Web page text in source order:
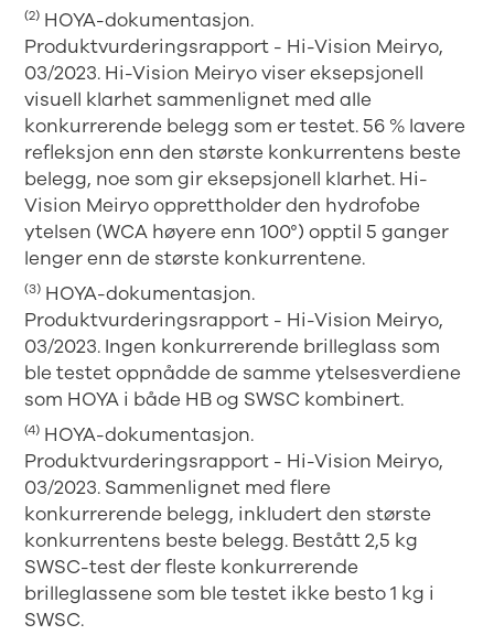
(2) HOYA-dokumentasjon.
Produktvurderingsrapport - Hi-Vision Meiryo,
03/2023. Hi-Vision Meiryo viser eksepsjonell
visuell klarhet sammenlignet med alle
konkurrerende belegg som er testet. 56 % lavere
refleksjon enn den største konkurrentens beste
belegg, noe som gir eksepsjonell klarhet. Hi-
Vision Meiryo opprettholder den hydrofobe
ytelsen (WCA høyere enn 100°) opptil 5 ganger
lenger enn de største konkurrentene.
(3) HOYA-dokumentasjon.
Produktvurderingsrapport - Hi-Vision Meiryo,
03/2023. Ingen konkurrerende brilleglass som
ble testet oppnådde de samme ytelsesverdiene
som HOYA i både HB og SWSC kombinert.
(4) HOYA-dokumentasjon.
Produktvurderingsrapport - Hi-Vision Meiryo,
03/2023. Sammenlignet med flere
konkurrerende belegg, inkludert den største
konkurrentens beste belegg. Bestått 2,5 kg
SWSC-test der fleste konkurrerende
brilleglassene som ble testet ikke besto 1 kg i
SWSC.